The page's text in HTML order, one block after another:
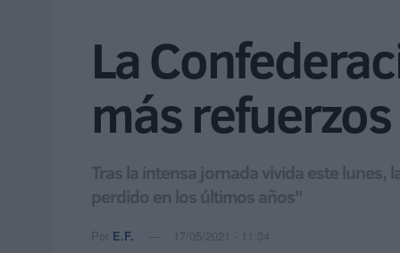
La
más
Tras la intensa jornada vivida este lunes,
perdido en los últimos años"
Por E.F. 17/05/2021 - 11:34